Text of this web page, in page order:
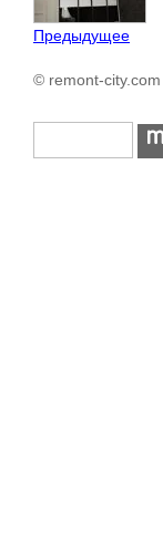
Предыдущее
© remont-city.com